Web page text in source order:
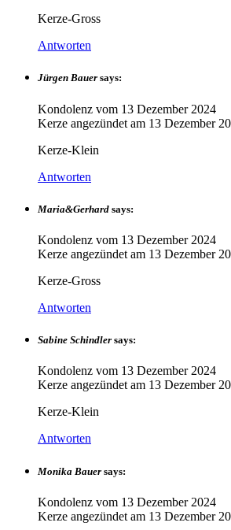
Kerze-Gross
Antworten
Jürgen Bauer says:
Kondolenz vom 13 Dezember 2024
Kerze angezündet am 13 Dezember
Kerze-Klein
Antworten
Maria&Gerhard says:
Kondolenz vom 13 Dezember 2024
Kerze angezündet am 13 Dezember
Kerze-Gross
Antworten
Sabine Schindler says:
Kondolenz vom 13 Dezember 2024
Kerze angezündet am 13 Dezember
Kerze-Klein
Antworten
Monika Bauer says:
Kondolenz vom 13 Dezember 2024
Kerze angezündet am 13 Dezember